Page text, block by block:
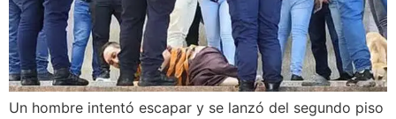
Un hombre intentó escapar y se lanzó del segundo piso